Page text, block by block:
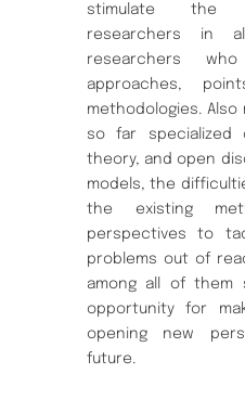
stimulate the
researchers in
researchers
approaches,
methodologies. Also
so far
theory, and open
models, the
the existing
perspectives to
problems out of
among all of them
opportunity for
opening new
future.